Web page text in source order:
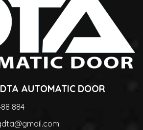
AUTOMATIC DOOR
884